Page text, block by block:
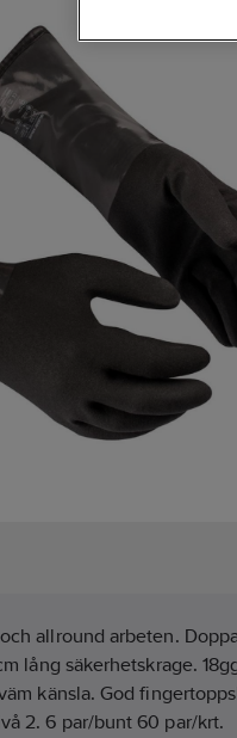
allround arbeten.
lång säkerhetskrage.
känsla. God
2. 6 par/bunt 60 par/krt.